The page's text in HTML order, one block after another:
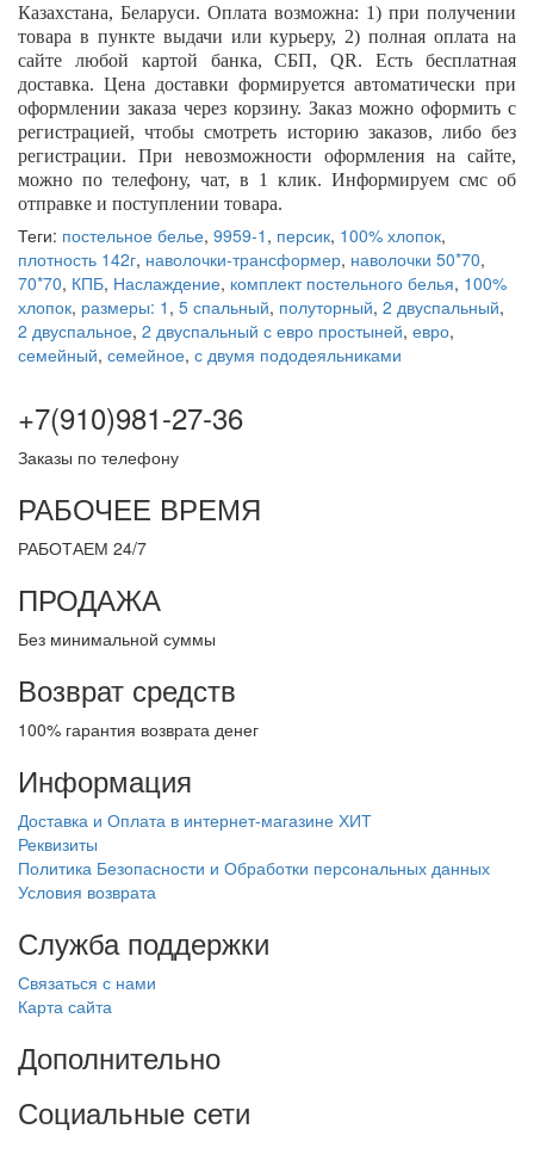
Казахстана, Беларуси. Оплата возможна: 1) при получении
товара в пункте выдачи или курьеру, 2) полная оплата на
сайте любой картой банка, СБП,QR. Есть бесплатная
доставка. Цена доставки формируется автоматически при
оформлении заказа через корзину. Заказ можно оформить с
регистрацией, чтобы смотреть историю заказов, либо без
регистрации. При невозможности оформления на сайте,
можно по телефону, чат, в 1 клик. Информируем смс об
отправке и поступлении товара.
Теги: постельное белье, 9959-1 , персик, 100% хлопок,
плотность 142г, наволочки-трансформер, наволочки 50*70,
70*70, КПБ, Наслаждение, комплект постельного белья, 100%
хлопок, размеры: 1 , 5 спальный, полуторный, 2 двуспальный,
2 двуспальное, 2 двуспальный с евро простыней, евро,
семейный, семейное, с двумя пододеяльниками
+7(910)981-27-36
Заказы по телефону
РАБОЧЕЕ ВРЕМЯ
РАБОТАЕМ 24/7
ПРОДАЖА
Без минимальной суммы
Возврат средств
100% гарантия возврата денег
Информация
Доставка и Оплата в интернет-магазине ХИТ
Реквизиты
Политика Безопасности и Обработки персональных данных
Условия возврата
Служба поддержки
Связаться с нами
Карта сайта
Дополнительно
Социальные сети